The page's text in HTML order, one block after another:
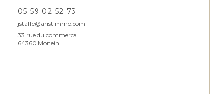
05 59 02 52 73
jstaffe@aristimmo.com
33 rue du commerce
64360 Monein